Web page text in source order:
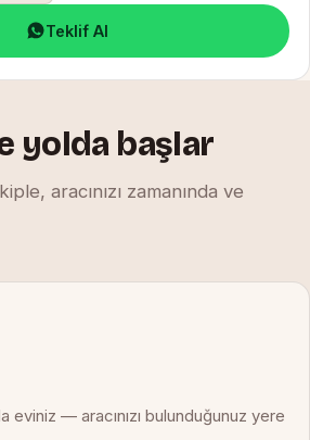
Teklif Al
yolda başlar
aracınızı zamanında ve
eviniz — aracınızı bulunduğunuz yere